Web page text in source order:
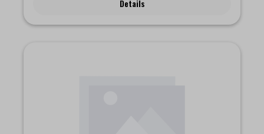
schönen Design in jeder Küche glänzt. Als liebevolles Extra
Blömboom Magie dorthin, wo ihr sie gern sehen möchtet. Das
Details